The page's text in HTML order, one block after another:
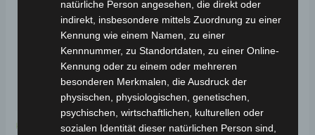
Kostenloser Versand
Produkt
weist
mehrere
Varianten
auf.
Die
Optionen
Kostenloser Versand
natürliche Person angesehen, die direkt oder
indirekt, insbesondere mittels Zuordnung zu einer
Kennung wie einem Namen, zu einer
Kennnummer, zu Standortdaten, zu einer Online-
Kennung oder zu einem oder mehreren
besonderen Merkmalen, die Ausdruck der
physischen, physiologischen, genetischen,
psychischen, wirtschaftlichen, kulturellen oder
sozialen Identität dieser natürlichen Person sind,